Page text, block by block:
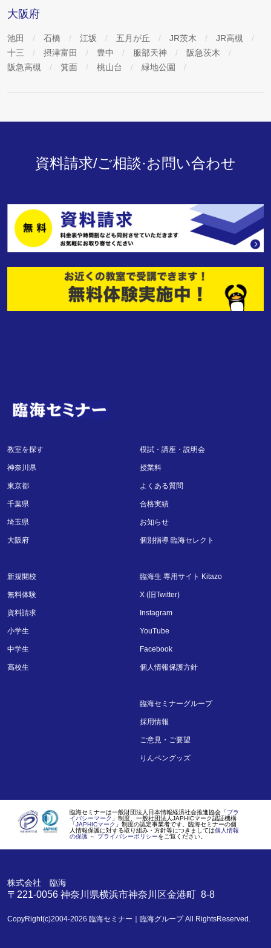
大阪府
池田 石橋 江坂 五月が丘 JR茨木
JR高槻
十三
摂津富田 豊中 服部天神
阪急茨木
阪急高槻
箕面 桃山台 緑地公園
資料請求/ご相談·お問い合わせ
教室を探す
神奈川県
東京都
千葉県
埼玉県
大阪府
新規開校
無料体験
資料請求
小学生
中学生
高校生
模試・講座・説明会
授業料
よくある質問
合格実績
お知らせ
個別指導 臨海セレクト
臨海生 専用サイト Kitazo
X (旧Twitter)
Instagram
YouTube
Facebook
個人情報保護方針
臨海セミナーグループ
採用情報
ご意見・ご要望
りんペングッズ
臨海セミナーは一般財団法人日本情報経済社会推進協会「 プラ
イバシーマーク 」制度、一般社団法人JAPHICマーク認証機構
「JAPHICマーク 」制度の認定事業者です。臨海セミナーの個
人情報保護に対する取り組み・方針等につきましては個人情報
の保護 ～ プライバシーポリシーをご覧ください。
株式会社 臨海
〒221-0056 神奈川県横浜市神奈川区金港町 8-8
CopyRight(c)2004-2026 臨海セミナー｜臨海グループAll RightsReserved.